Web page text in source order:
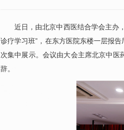
近日，由北京中西医结合学会主办
诊疗学习班”，在东方医院东楼一层报
次集中展示。会议由大会主席北京中医
辞。